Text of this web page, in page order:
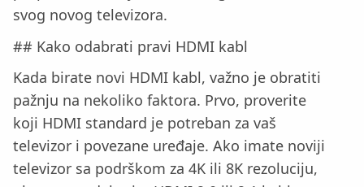
svog novog televizora.
## Kako odabrati pravi HDMI kabl
Kada birate novi HDMI kabl, važno je obratiti
pažnju na nekoliko faktora. Prvo, proverite
koji HDMI standard je potreban za vaš
televizor i povezane uređaje. Ako imate noviji
televizor sa podrškom za 4K ili 8K rezoluciju,